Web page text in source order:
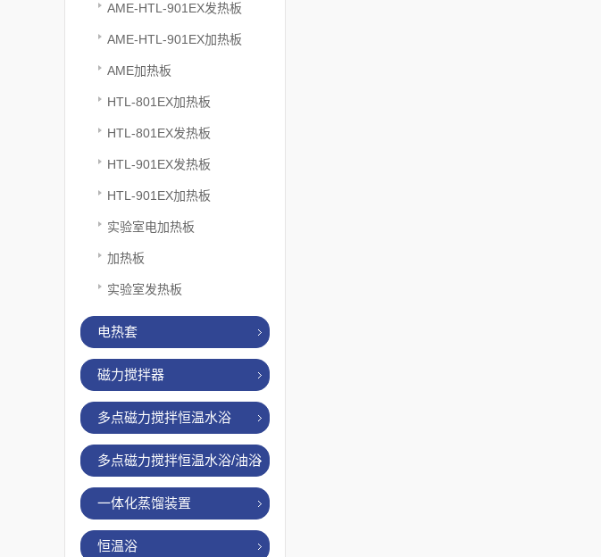
AME-HTL-901EX发热板
AME-HTL-901EX加热板
AME加热板
HTL-801EX加热板
HTL-801EX发热板
HTL-901EX发热板
HTL-901EX加热板
实验室电加热板
加热板
实验室发热板
电热套
磁力搅拌器
多点磁力搅拌恒温水浴
多点磁力搅拌恒温水浴/油浴
一体化蒸馏装置
恒温浴